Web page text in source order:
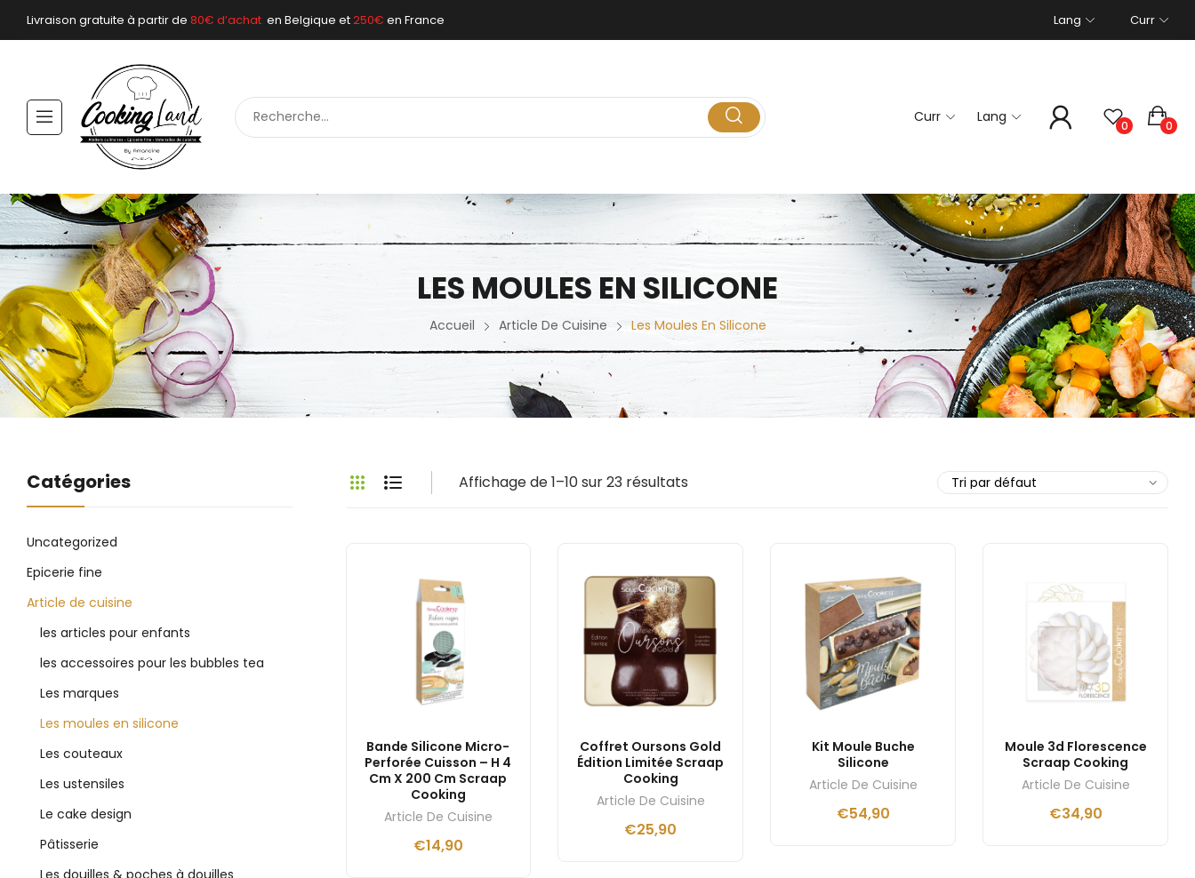
Livraison gratuite à partir de 80€ d’achat en Belgique et250€ en France Lang Curr
Curr Lang 0 0
ARTICLES DE CUISINE EPICERIE FINE NOTRE MAGASIN THERMOMIX CONTACT
LES MOULES EN SILICONE
Accueil Article De Cuisine Les Moules En Silicone
Affichage de 1–10 sur 23 résultats
Bande Silicone Micro-
Perforée Cuisson – H 4
Cm X 200 Cm Scraap
Cooking
Article De Cuisine
€14,90
Coffret Oursons Gold
Édition Limitée Scraap
Cooking
Article De Cuisine
€25,90
Kit Moule Buche
Silicone
Article De Cuisine
€54,90
Moule 3d Florescence
Scraap Cooking
Article De Cuisine
€34,90
Catégories
Uncategorized
Epicerie fine
Article de cuisine
les articles pour enfants
les accessoires pour les bubbles tea
Les marques
Les moules en silicone
Les couteaux
Les ustensiles
Le cake design
Pâtisserie
Les douilles & poches à douilles